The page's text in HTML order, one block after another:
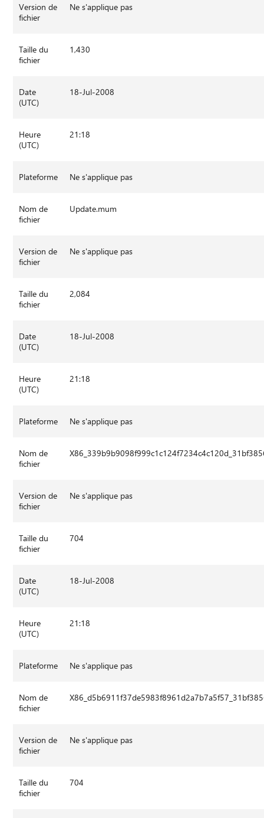
Version de
fichier
Ne s'applique pas
Taille du
fichier
1,430
Date
(UTC)
18-Jul-2008
Heure
(UTC)
21:18
Plateforme Ne s'applique pas
Nom de
fichier
Update.mum
Version de
fichier
Ne s'applique pas
Taille du
fichier
2,084
Date
(UTC)
18-Jul-2008
Heure
(UTC)
21:18
Plateforme Ne s'applique pas
Nom de
fichier
Version de
fichier
Ne s'applique pas
Taille du
fichier
704
Date
(UTC)
18-Jul-2008
Heure
(UTC)
21:18
Plateforme Ne s'applique pas
Nom de
fichier
Version de
fichier
Ne s'applique pas
Taille du
fichier
704